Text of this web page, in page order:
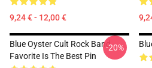
9,24 € - 12,00 €
Blue Oyster Cult Rock Band
Favorite Is The Best Pin
-20%